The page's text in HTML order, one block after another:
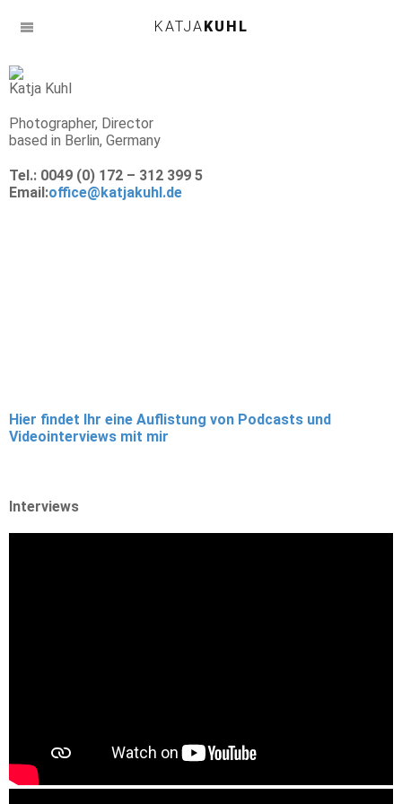
m KATJAKUHL
Katja Kuhl
Photographer, Director
based in Berlin, Germany
Tel.: 0049 (0) 172 – 312 399 5
Email:office@katjakuhl.de
Hier findet Ihr eine Auflistung von Podcasts und
Videointerviews mit mir
Interviews